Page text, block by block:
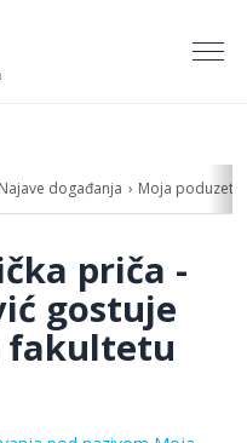
Najave događanja Moja
priča -
gostuje
fakultetu